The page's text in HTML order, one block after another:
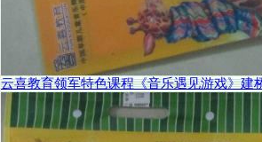
云喜教育领军特色课程《音乐遇见游戏》建